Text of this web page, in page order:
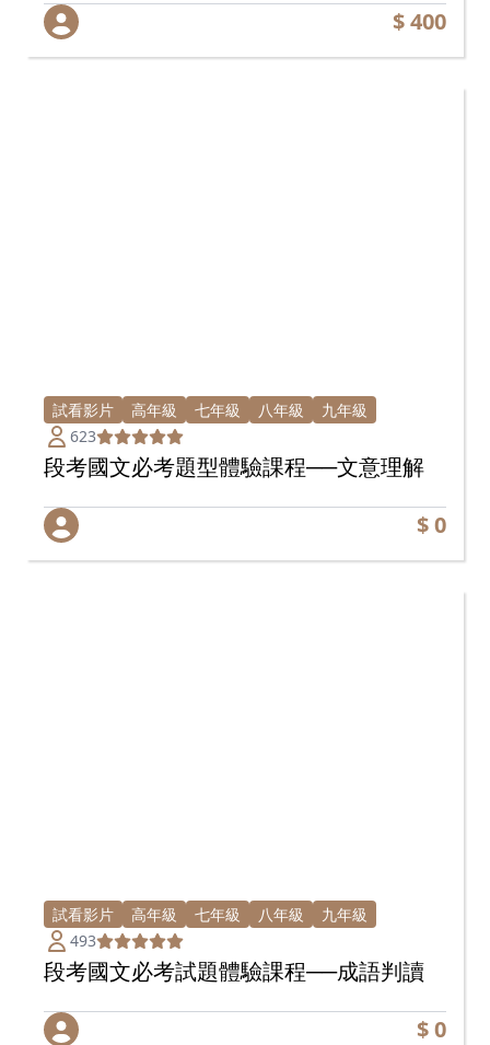
$ 400
試看影片 高年級 七年級 八年級
九年級
623
段考國文必考題型體驗課程──文意理解
$ 0
試看影片 高年級 七年級 八年級
九年級
493
段考國文必考試題體驗課程──成語判讀
$ 0